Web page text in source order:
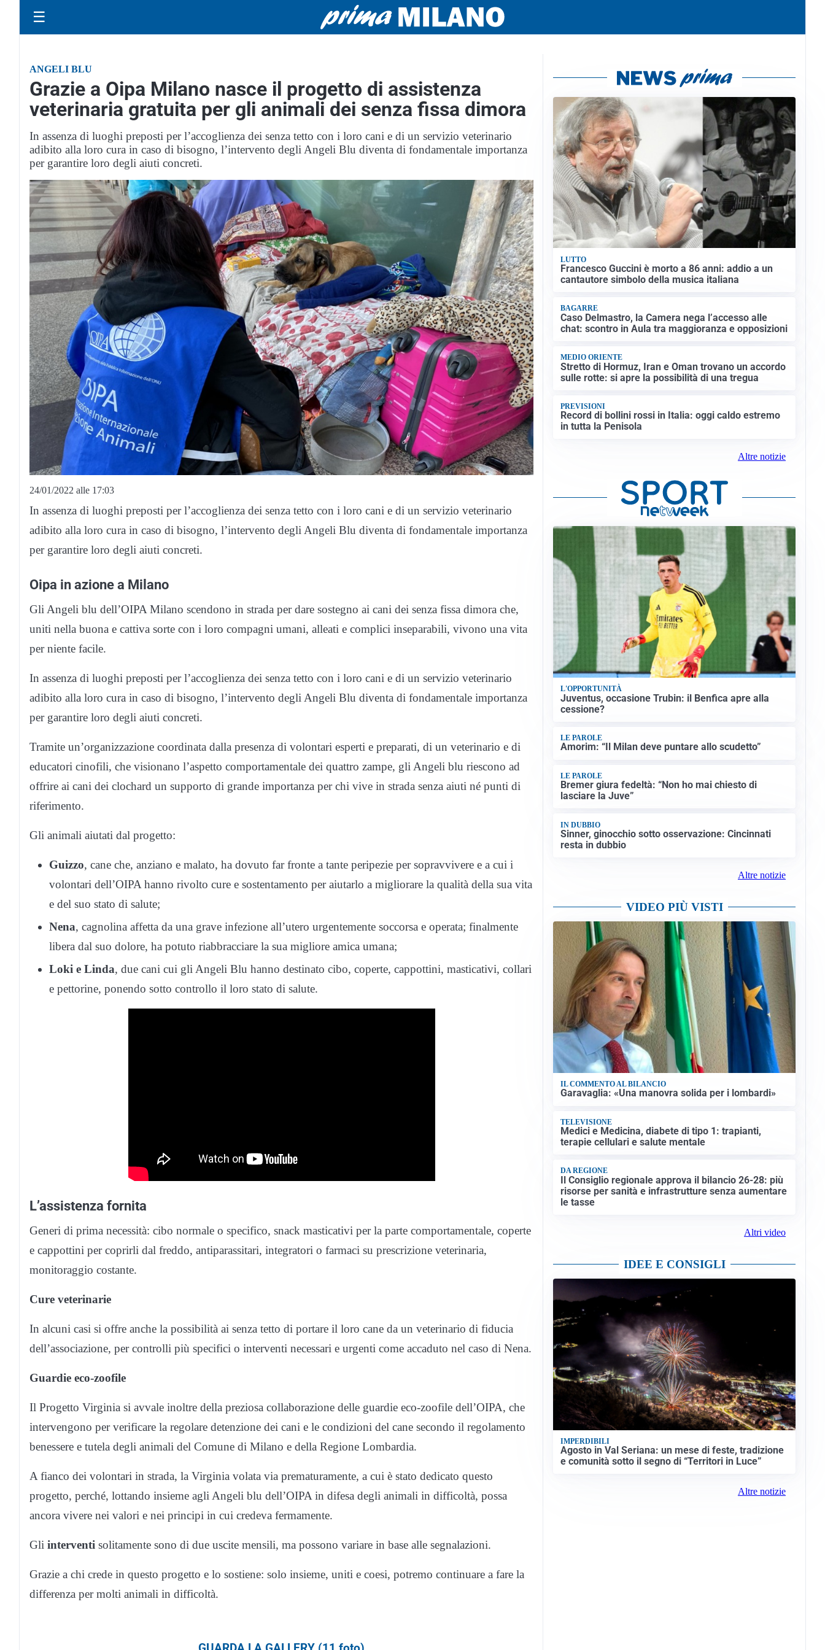
☰
ANGELI BLU
Grazie a Oipa Milano nasce il progetto di assistenza
veterinaria gratuita per gli animali dei senza fissa dimora
In assenza di luoghi preposti per l’accoglienza dei senza tetto con i loro cani e di un servizio veterinario
adibito alla loro cura in caso di bisogno, l’intervento degli Angeli Blu diventa di fondamentale importanza
per garantire loro degli aiuti concreti.
24/01/2022 alle 17:03
In assenza di luoghi preposti per l’accoglienza dei senza tetto con i loro cani e di un servizio veterinario
adibito alla loro cura in caso di bisogno, l’intervento degli Angeli Blu diventa di fondamentale importanza
per garantire loro degli aiuti concreti.
Oipa in azione a Milano
Gli Angeli blu dell’OIPA Milano scendono in strada per dare sostegno ai cani dei senza fissa dimora che,
uniti nella buona e cattiva sorte con i loro compagni umani, alleati e complici inseparabili, vivono una vita
per niente facile.
In assenza di luoghi preposti per l’accoglienza dei senza tetto con i loro cani e di un servizio veterinario
adibito alla loro cura in caso di bisogno, l’intervento degli Angeli Blu diventa di fondamentale importanza
per garantire loro degli aiuti concreti.
Tramite un’organizzazione coordinata dalla presenza di volontari esperti e preparati, di un veterinario e di
educatori cinofili, che visionano l’aspetto comportamentale dei quattro zampe, gli Angeli blu riescono ad
offrire ai cani dei clochard un supporto di grande importanza per chi vive in strada senza aiuti né punti di
riferimento.
Gli animali aiutati dal progetto:
Guizzo, cane che, anziano e malato, ha dovuto far fronte a tante peripezie per sopravvivere e a cui i
volontari dell’OIPA hanno rivolto cure e sostentamento per aiutarlo a migliorare la qualità della sua vita
e del suo stato di salute;
Nena, cagnolina affetta da una grave infezione all’utero urgentemente soccorsa e operata; finalmente
libera dal suo dolore, ha potuto riabbracciare la sua migliore amica umana;
Loki e Linda, due cani cui gli Angeli Blu hanno destinato cibo, coperte, cappottini, masticativi, collari
e pettorine, ponendo sotto controllo il loro stato di salute.
L’assistenza fornita
Generi di prima necessità: cibo normale o specifico, snack masticativi per la parte comportamentale, coperte
e cappottini per coprirli dal freddo, antiparassitari, integratori o farmaci su prescrizione veterinaria,
monitoraggio costante.
Cure veterinarie
In alcuni casi si offre anche la possibilità ai senza tetto di portare il loro cane da un veterinario di fiducia
dell’associazione, per controlli più specifici o interventi necessari e urgenti come accaduto nel caso di Nena.
Guardie eco-zoofile
Il Progetto Virginia si avvale inoltre della preziosa collaborazione delle guardie eco-zoofile dell’OIPA, che
intervengono per verificare la regolare detenzione dei cani e le condizioni del cane secondo il regolamento
benessere e tutela degli animali del Comune di Milano e della Regione Lombardia.
A fianco dei volontari in strada, la Virginia volata via prematuramente, a cui è stato dedicato questo
progetto, perché, lottando insieme agli Angeli blu dell’OIPA in difesa degli animali in difficoltà, possa
ancora vivere nei valori e nei principi in cui credeva fermamente.
Gli interventi solitamente sono di due uscite mensili, ma possono variare in base alle segnalazioni.
Grazie a chi crede in questo progetto e lo sostiene: solo insieme, uniti e coesi, potremo continuare a fare la
differenza per molti animali in difficoltà.
LUTTO
Francesco Guccini è morto a 86 anni: addio a un
cantautore simbolo della musica italiana
BAGARRE
Caso Delmastro, la Camera nega l’accesso alle
chat: scontro in Aula tra maggioranza e opposizioni
MEDIO ORIENTE
Stretto di Hormuz, Iran e Oman trovano un accordo
sulle rotte: si apre la possibilità di una tregua
PREVISIONI
Record di bollini rossi in Italia: oggi caldo estremo
in tutta la Penisola
Altre notizie
L'OPPORTUNITÀ
Juventus, occasione Trubin: il Benfica apre alla
cessione?
LE PAROLE
Amorim: “Il Milan deve puntare allo scudetto”
LE PAROLE
Bremer giura fedeltà: “Non ho mai chiesto di
lasciare la Juve”
IN DUBBIO
Sinner, ginocchio sotto osservazione: Cincinnati
resta in dubbio
Altre notizie
VIDEO PIÙ VISTI
IL COMMENTO AL BILANCIO
Garavaglia: «Una manovra solida per i lombardi»
TELEVISIONE
Medici e Medicina, diabete di tipo 1: trapianti,
terapie cellulari e salute mentale
DA REGIONE
Il Consiglio regionale approva il bilancio 26-28: più
risorse per sanità e infrastrutture senza aumentare
le tasse
Altri video
IDEE E CONSIGLI
IMPERDIBILI
Agosto in Val Seriana: un mese di feste, tradizione
e comunità sotto il segno di “Territori in Luce”
Altre notizie